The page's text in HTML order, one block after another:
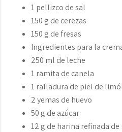
1 pellizco de sal
150 g de cerezas
150 g de fresas
Ingredientes para la
250 ml de leche
1 ramita de canela
1 ralladura de piel de
2 yemas de huevo
50 g de azúcar
12 g de harina refinada de